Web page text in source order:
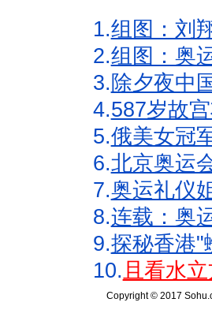
1.组图：刘
2.组图：奥
3. 除夕夜中
4.587岁故
5.俄美女冠
6.北京奥运
7.奥运礼仪
8.连载：奥
9.探秘香港"
10.且看水
Copyright © 2017